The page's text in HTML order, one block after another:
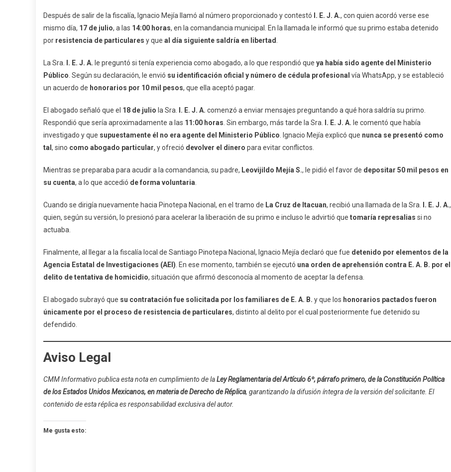
Después de salir de la fiscalía, Ignacio Mejía llamó al número proporcionado y contestó I. E. J. A., con quien acordó verse ese
mismo día, 17 de julio, a las 14:00 horas, en la comandancia municipal. En la llamada le informó que su primo estaba detenido
por resistencia de particulares y que al día siguiente saldría en libertad
La Sra. I. E. J. A. le preguntó si tenía experiencia como abogado, a lo que respondió que ya había sido agente del Ministerio
Público . Según su declaración, le envió su identificación oficial y número de cédula profesional vía WhatsApp, y se estableció
un acuerdo de honorarios por 10 mil pesos, que ella aceptó pagar.
El abogado señaló que el 18 de julio la Sra. I. E. J. A. comenzó a enviar mensajes preguntando a qué hora saldría su primo.
Respondió que sería aproximadamente a las 11:00 horas . Sin embargo, más tarde la Sra. I. E. J. A. le comentó que había
investigado y que supuestamente él no era agente del Ministerio Público . Ignacio Mejía explicó que nunca se presentó como
tal , sino como abogado particular, y ofreció devolver el dinero para evitar conflictos.
Mientras se preparaba para acudir a la comandancia, su padre, Leovijildo Mejía S., le pidió el favor de depositar 50 mil pesos en
su cuenta, a lo que accedió de forma voluntaria
Cuando se dirigía nuevamente hacia Pinotepa Nacional, en el tramo de La Cruz de Itacuan, recibió una llamada de la Sra. I. E. J. A.,
quien, según su versión, lo presionó para acelerar la liberación de su primo e incluso le advirtió que tomaría represalias si no
actuaba.
Finalmente, al llegar a la fiscalía local de Santiago Pinotepa Nacional, Ignacio Mejía declaró que fue detenido por elementos de la
Agencia Estatal de Investigaciones (AEI) . En ese momento, también se ejecutó una orden de aprehensión contra E. A. B. por el
delito de tentativa de homicidio, situación que afirmó desconocía al momento de aceptar la defensa.
El abogado subrayó que su contratación fue solicitada por los familiares de E. A. B. y que los honorarios pactados fueron
únicamente por el proceso de resistencia de particulares, distinto al delito por el cual posteriormente fue detenido su
defendido.
Aviso Legal
CMM Informativo publica esta nota en cumplimiento de laLey Reglamentaria del Artículo 6º, párrafo primero, de la Constitución Política
de los Estados Unidos Mexicanos, en materia de Derecho de Réplica, garantizando la difusión íntegra de la versión del solicitante. El
contenido de esta réplica es responsabilidad exclusiva del autor.
Me gusta esto: